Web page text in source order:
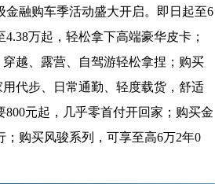
融购车季活动盛大开启。即日起至6
万起，轻松拿下高端豪华皮卡；
越、露营、自驾游轻松拿捏；购买
代步、日常通勤、轻度载货，舒适
元起，几乎零首付开回家；购买金
购买风骏系列，可享至高6万2年0